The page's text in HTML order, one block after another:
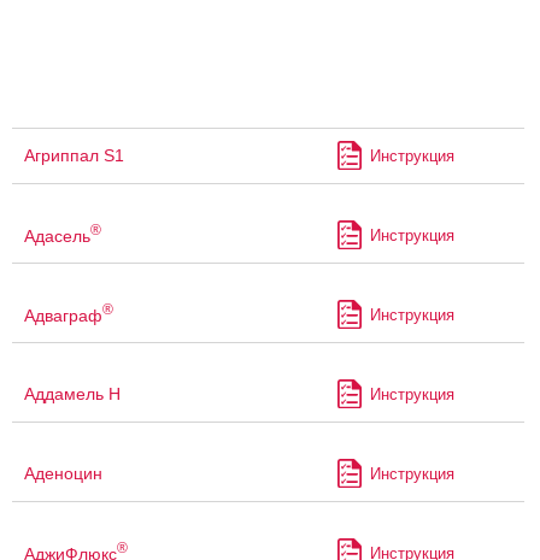
Агриппал S1 Инструкция
Адасель® Инструкция
Адваграф® Инструкция
Аддамель Н Инструкция
Аденоцин Инструкция
АджиФлюкс® Инструкция